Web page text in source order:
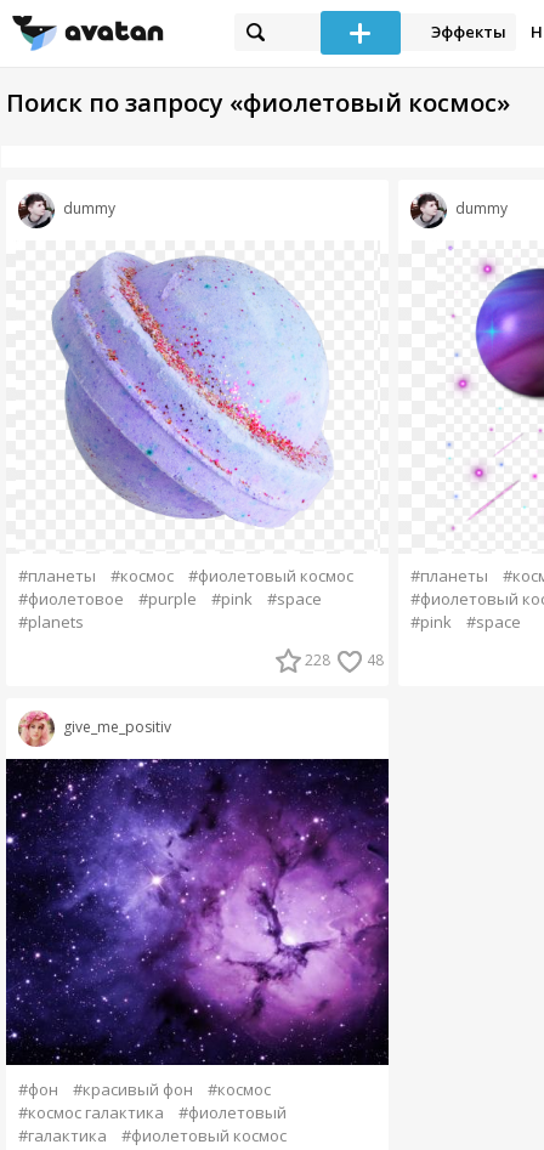
Эффекты
Поиск по запросу «фиолетовый космос»
dummy
#планеты #космос
#фиолетовый космос
#фиолетовое
#purple #pink
#space
#planets
228 48
give_me_positiv
#фон #красивый фон
#космос
#космос галактика
#фиолетовый
#галактика
#фиолетовый космос
dummy
#планеты
#фиолетовый
#pink
#space